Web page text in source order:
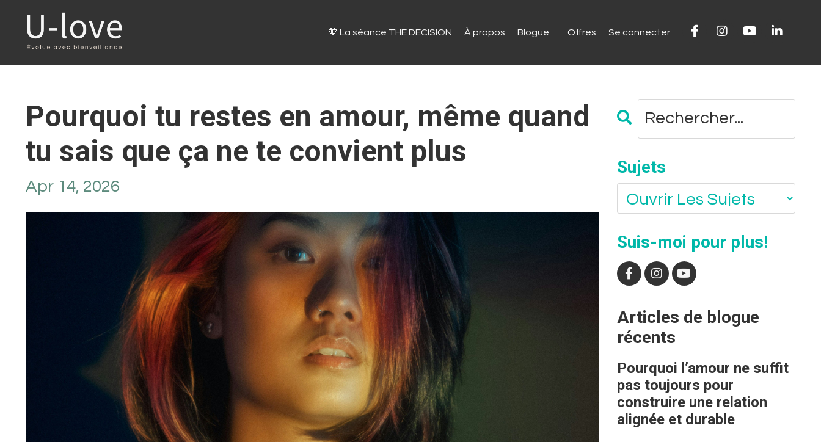
🧡 La séance THE DECISION À propos Blogue Offres Se connecter
Pourquoi tu restes en amour, même quand
tu sais que ça ne te convient plus
Apr 14, 2026
Sujets
Suis-moi pour plus!
Articles de blogue
récents
Pourquoi l’amour ne suffit
pas toujours pour
construire une relation
alignée et durable